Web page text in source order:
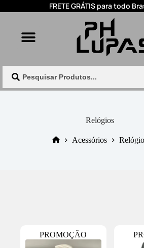
FRETE GRÁTIS para todo
Relógios
Acessórios
PROMOÇÃO